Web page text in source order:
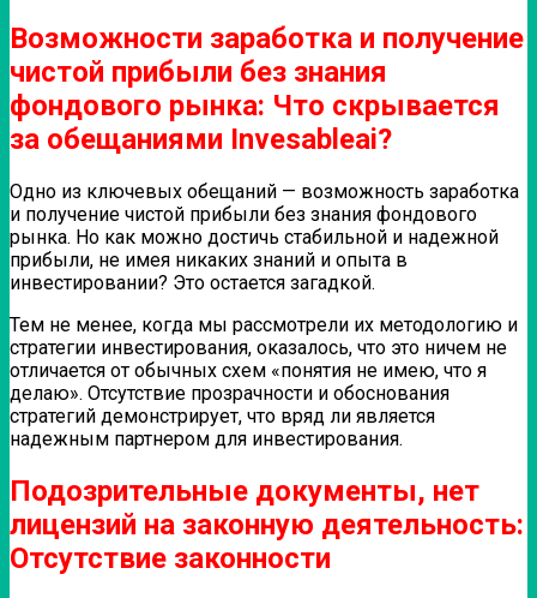
Возможности заработка и получение
чистой прибыли без знания
фондового рынка: Что скрывается
за обещаниями Invesableai?
Одно из ключевых обещаний — возможность заработка
и получение чистой прибыли без знания фондового
рынка. Но как можно достичь стабильной и надежной
прибыли, не имея никаких знаний и опыта в
инвестировании? Это остается загадкой.
Тем не менее, когда мы рассмотрели их методологию и
стратегии инвестирования, оказалось, что это ничем не
отличается от обычных схем «понятия не имею, что я
делаю». Отсутствие прозрачности и обоснования
стратегий демонстрирует, что вряд ли является
надежным партнером для инвестирования.
Подозрительные документы, нет
лицензий на законную деятельность:
Отсутствие законности